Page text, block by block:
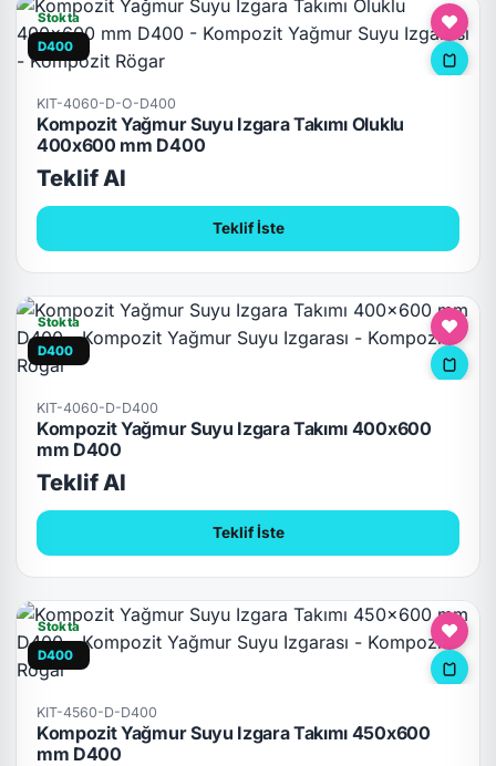
Stokta
D400
KIT-4060-D-O-D400
Kompozit Yağmur Suyu Izgara Takımı Oluklu
400x600 mm D400
Teklif Al
Teklif İste
Stokta
D400
KIT-4060-D-D400
Kompozit Yağmur Suyu Izgara Takımı 400x600
mm D400
Teklif Al
Teklif İste
Stokta
D400
KIT-4560-D-D400
Kompozit Yağmur Suyu Izgara Takımı 450x600
mm D400